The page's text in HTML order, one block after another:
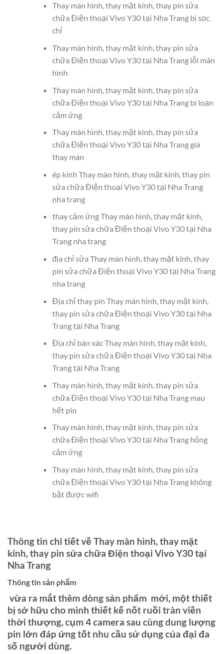
Thay màn hình, thay mặt kính, thay pin sửa
chữa Điện thoại Vivo Y30 tại Nha Trang bị sọc
chỉ
Thay màn hình, thay mặt kính, thay pin sửa
chữa Điện thoại Vivo Y30 tại Nha Trang lỗi màn
hình
Thay màn hình, thay mặt kính, thay pin sửa
chữa Điện thoại Vivo Y30 tại Nha Trang bị loạn
cảm ứng
Thay màn hình, thay mặt kính, thay pin sửa
chữa Điện thoại Vivo Y30 tại Nha Trang giá
thay màn
ép kính Thay màn hình, thay mặt kính, thay pin
sửa chữa Điện thoại Vivo Y30 tại Nha Trang
nha trang
thay cảm ứng Thay màn hình, thay mặt kính,
thay pin sửa chữa Điện thoại Vivo Y30 tại Nha
Trang nha trang
địa chỉ sửa Thay màn hình, thay mặt kính, thay
pin sửa chữa Điện thoại Vivo Y30 tại Nha Trang
nha trang
Địa chỉ thay pin Thay màn hình, thay mặt kính,
thay pin sửa chữa Điện thoại Vivo Y30 tại Nha
Trang tại Nha Trang
Địa chỉ bán xác Thay màn hình, thay mặt kính,
thay pin sửa chữa Điện thoại Vivo Y30 tại Nha
Trang tại Nha Trang
Thay màn hình, thay mặt kính, thay pin sửa
chữa Điện thoại Vivo Y30 tại Nha Trang mau
hết pin
Thay màn hình, thay mặt kính, thay pin sửa
chữa Điện thoại Vivo Y30 tại Nha Trang hỏng
cảm ứng
Thay màn hình, thay mặt kính, thay pin sửa
chữa Điện thoại Vivo Y30 tại Nha Trang không
bật được wifi
Thông tin chi tiết về Thay màn hình, thay mặt
kính, thay pin sửa chữa Điện thoại Vivo Y30 tại
Nha Trang
Thông tin sản phẩm
vừa ra mắt thêm dòng sản phẩm mới, một thiết
bị sở hữu cho mình thiết kế nốt ruồi tràn viền
thời thượng, cụm 4 camera sau cùng dung lượng
pin lớn đáp ứng tốt nhu cầu sử dụng của đại đa
số người dùng.